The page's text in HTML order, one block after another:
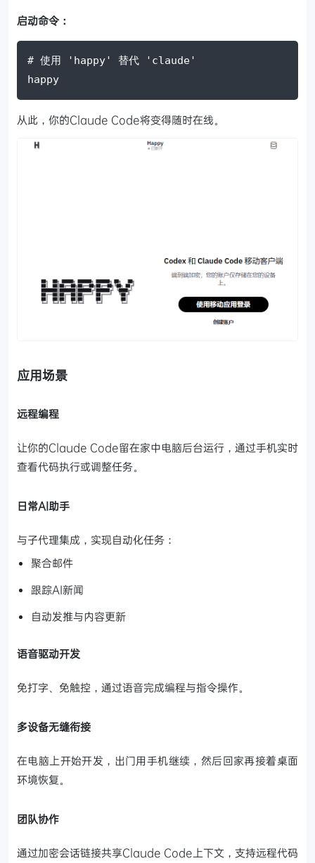
启动命令：
# 使用 'happy' 替代 'claude'
happy
从此，你的Claude Code将变得随时在线。
应用场景
远程编程
让你的Claude Code留在家中电脑后台运行，通过手机实时
查看代码执行或调整任务。
日常AI助手
与子代理集成，实现自动化任务：
聚合邮件
跟踪AI新闻
自动发推与内容更新
语音驱动开发
免打字、免触控，通过语音完成编程与指令操作。
多设备无缝衔接
在电脑上开始开发，出门用手机继续，然后回家再接着桌面
环境恢复。
团队协作
通过加密会话链接共享Claude Code上下文，支持远程代码